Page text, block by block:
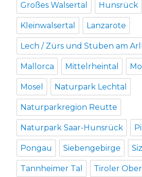
Großes Walsertal Hunsrück
Kleinwalsertal Lanzarote
Lech / Zürs und Stuben am
Mallorca Mittelrheintal
Mosel Naturpark Lechtal
Naturparkregion Reutte
Naturpark Saar-Hunsrück
Pongau Siebengebirge
Tannheimer Tal Tiroler